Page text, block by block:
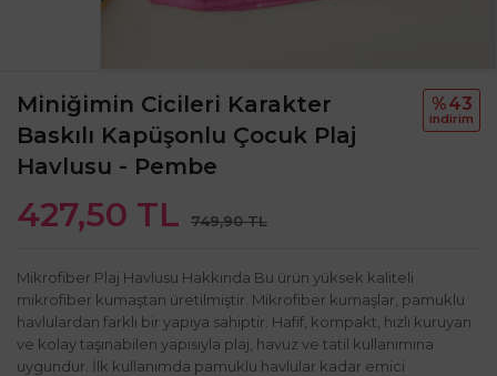
Miniğimin Cicileri Karakter
Baskılı Kapüşonlu Çocuk Plaj
Havlusu - Pembe
427,50 TL 749,90 TL
%43
i̇ndi̇ri̇m
Mikrofiber Plaj Havlusu Hakkında Bu ürün yüksek kaliteli
mikrofiber kumaştan üretilmiştir. Mikrofiber kumaşlar, pamuklu
havlulardan farklı bir yapıya sahiptir. Hafif, kompakt, hızlı kuruyan
ve kolay taşınabilen yapısıyla plaj, havuz ve tatil kullanımına
uygundur. İlk kullanımda pamuklu havlular kadar emici